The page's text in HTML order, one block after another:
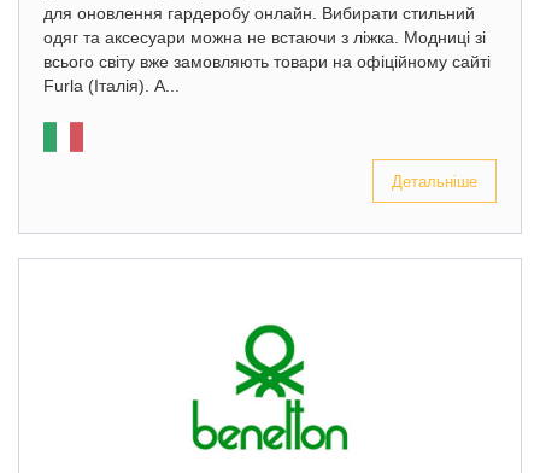
для оновлення гардеробу онлайн. Вибирати стильний
одяг та аксесуари можна не встаючи з ліжка. Модниці зі
всього світу вже замовляють товари на офіційному сайті
Furla (Італія). А...
Детальніше